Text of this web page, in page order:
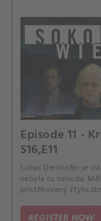
Episode 11 -
S16,E11
Lukas Deinhofer je
nebyla to nehoda.
přistěhovaný
REGISTER NOW